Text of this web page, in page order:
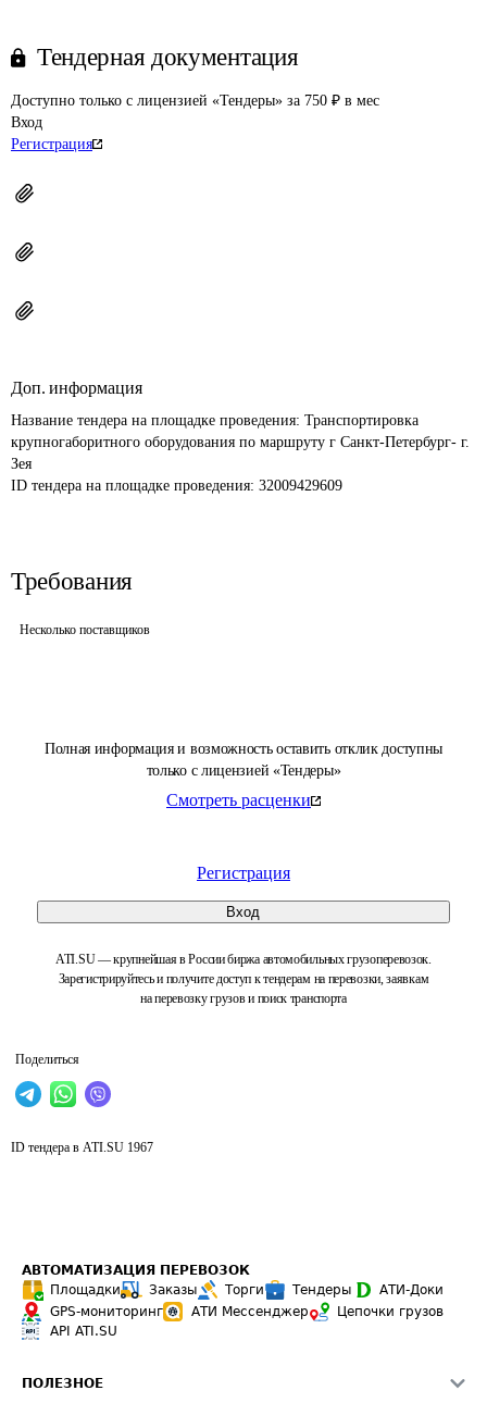
Полная информация и возможность оставить отклик доступны
только с лицензией «Тендеры»
Смотреть расценки
Регистрация
Вход
ATI.SU — крупнейшая в России биржа автомобильных грузоперевозок.
Зарегистрируйтесь и получите доступ к тендерам на перевозки, заявкам
на перевозку грузов и поиск транспорта
Поделиться
Тендерная документация
Доступно только с лицензией «Тендеры» за 750 ₽ в мес
Вход
Регистрация
Доп. информация
Название тендера на площадке проведения: Транспортировка
крупногаборитного оборудования по маршруту г Санкт-Петербург- г.
ID тендера на площадке проведения: 32009429609
Требования
Несколько поставщиков
ID тендера в ATI.SU 1967
АВТОМАТИЗАЦИЯ ПЕРЕВОЗОК
Площадки
Заказы Торги Тендеры
АТИ-Доки
GPS-мониторинг
АТИ Мессенджер
Цепочки грузов
API ATI.SU
ПОЛЕЗНОЕ